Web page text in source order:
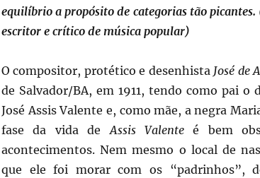
equilíbrio a propósito de categorias tão
escritor e crítico de música popular)
O compositor, protético e desenhista José de
de Salvador/BA, em 1911, tendo como pai o
José Assis Valente e, como mãe, a negra
fase da vida deAssis Valenteé bem
acontecimentos. Nem mesmo o local de
que ele foi morar com os “padrinhos”,